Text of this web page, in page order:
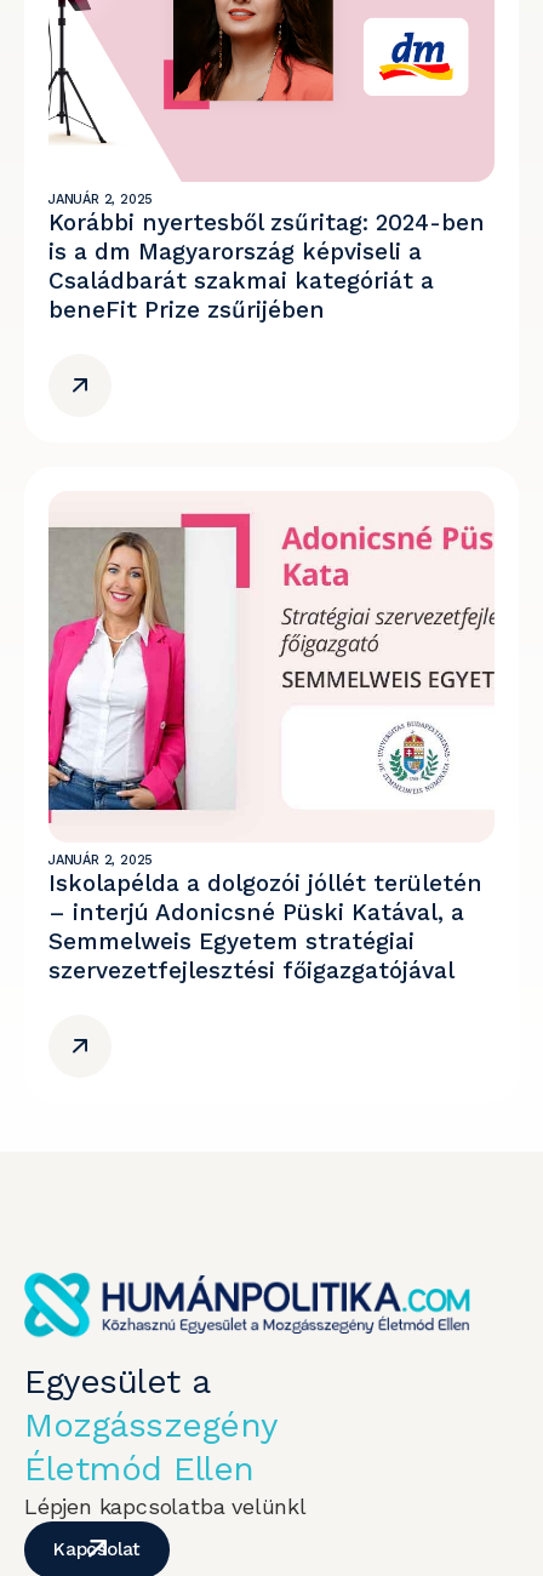
JANUÁR 2, 2025
Korábbi nyertesből zsűritag: 2024-ben
is a dm Magyarország képviseli a
Családbarát szakmai kategóriát a
beneFit Prize zsűrijében
JANUÁR 2, 2025
Iskolapélda a dolgozói jóllét területén
– interjú Adonicsné Püski Katával, a
Semmelweis Egyetem stratégiai
szervezetfejlesztési főigazgatójával
Egyesület a
Mozgásszegény
Életmód Ellen
Lépjen kapcsolatba velünkl
Kapcsolat